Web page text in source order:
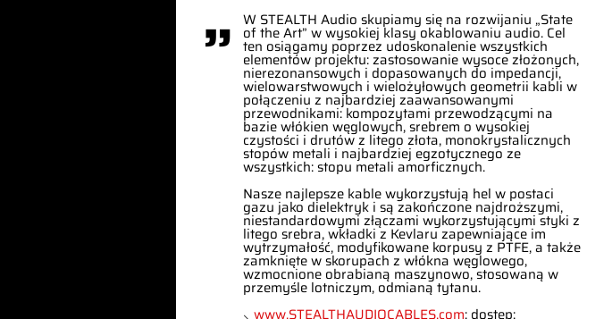
” W STEALTH Audio skupiamy się na rozwijaniu „State
of the Art” w wysokiej klasy okablowaniu audio. Cel
ten osiągamy poprzez udoskonalenie wszystkich
elementów projektu: zastosowanie wysoce złożonych,
nierezonansowych i dopasowanych do impedancji,
wielowarstwowych i wielożyłowych geometrii kabli w
połączeniu z najbardziej zaawansowanymi
przewodnikami: kompozytami przewodzącymi na
bazie włókien węglowych, srebrem o wysokiej
czystości i drutów z litego złota, monokrystalicznych
stopów metali i najbardziej egzotycznego ze
wszystkich: stopu metali amorficznych.
Nasze najlepsze kable wykorzystują hel w postaci
gazu jako dielektryk i są zakończone najdroższymi,
niestandardowymi złączami wykorzystującymi styki z
litego srebra, wkładki z Kevlaru zapewniające im
wytrzymałość, modyfikowane korpusy z PTFE, a także
zamknięte w skorupach z włókna węglowego,
wzmocnione obrabianą maszynowo, stosowaną w
przemyśle lotniczym, odmianą tytanu.
⸜ www.STEALTHAUDIOCABLES.com; dostęp: